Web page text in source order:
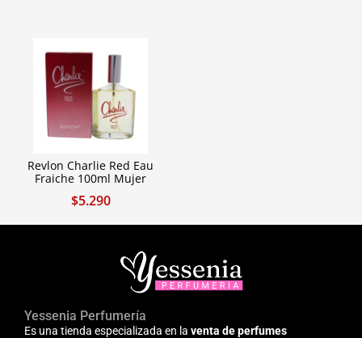
Revlon Charlie Red Eau
Fraiche 100ml Mujer
$5.290
Yessenia Perfumería
Es una tienda especializada en la venta de perfumes